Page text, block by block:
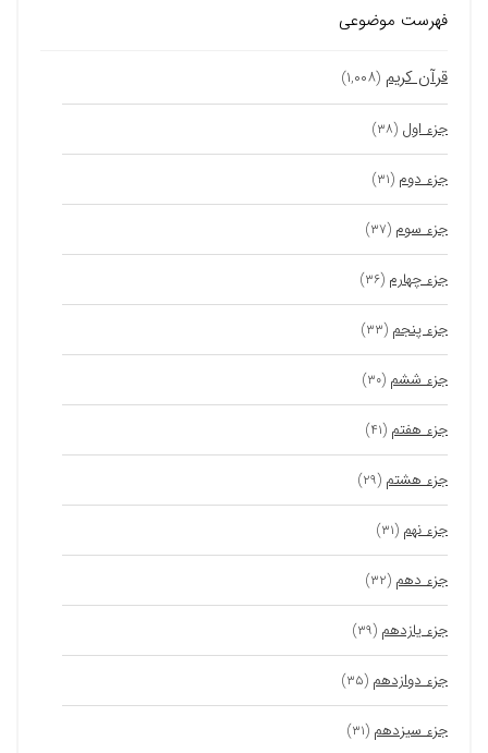
فهرست موضوعی
قرآن کریم (۱,۰۰۸)
جزء اول (۳۸)
جزء دوم (۳۱)
جزء سوم (۳۷)
جزء چهارم (۳۶)
جزء پنجم (۳۳)
جزء ششم (۳۰)
جزء هفتم (۴۱)
جزء هشتم (۲۹)
جزء نهم (۳۱)
جزء دهم (۳۲)
جزء یازدهم (۳۹)
جزء دوازدهم (۳۵)
جزء سیزدهم (۳۱)